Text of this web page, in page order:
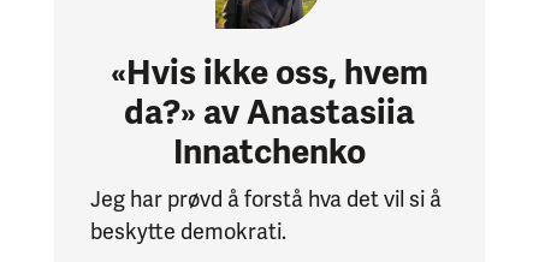
«Hvis ikke oss, hvem
da?» av Anastasiia
Innatchenko
Jeg har prøvd å forstå hva det vil si å
beskytte demokrati.